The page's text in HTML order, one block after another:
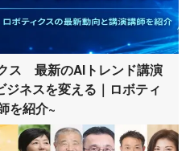
ス 最新のAIトレンド講演
ネスを変える｜ロボティ
を紹介~